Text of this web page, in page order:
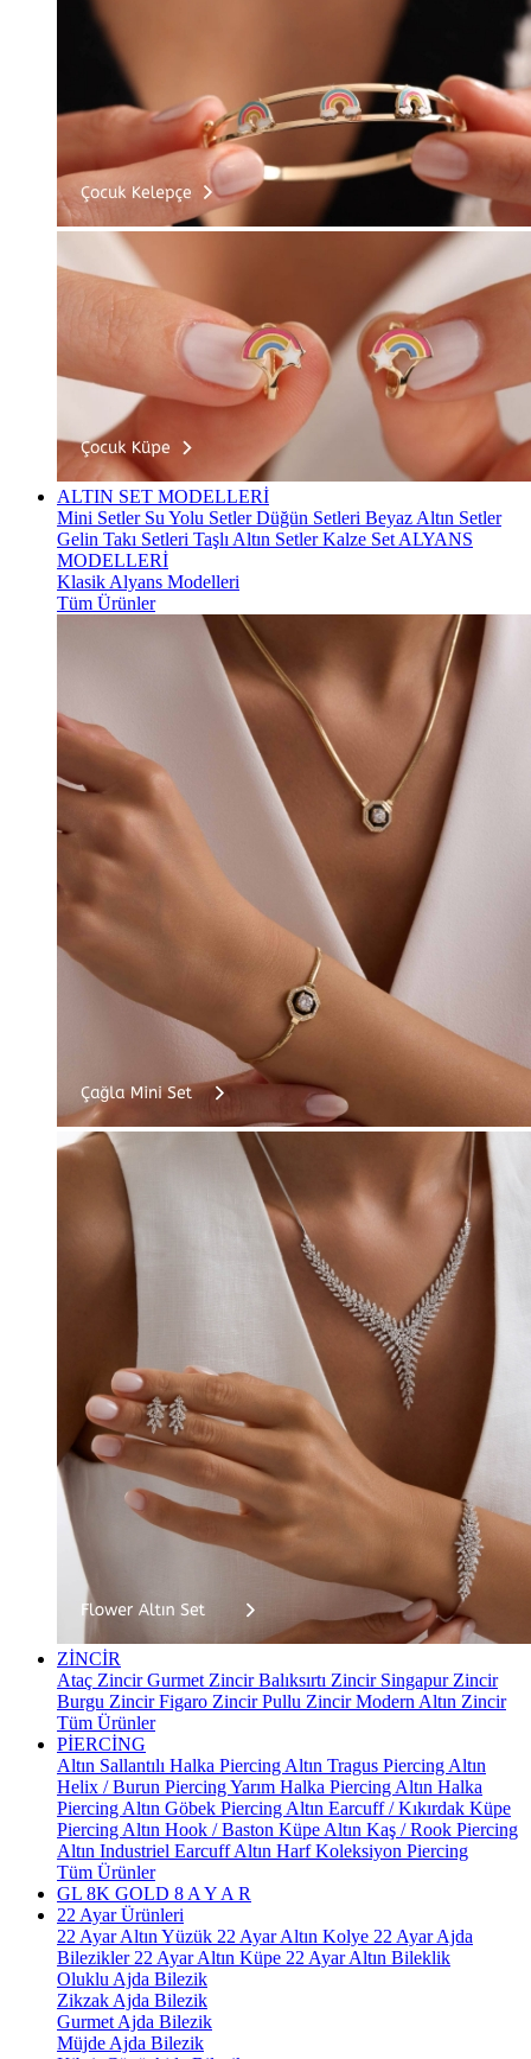
ALTIN SET MODELLERİ
Mini Setler Su Yolu SetlerDüğün Setleri Beyaz Altın Setler
Gelin Takı Setleri Taşlı Altın SetlerKalze Set ALYANS
MODELLERİ
Klasik Alyans Modelleri
Tüm Ürünler
ZİNCİR
Ataç ZincirGurmet ZincirBalıksırtı Zincir Singapur Zincir
Burgu ZincirFigaro ZincirPullu ZincirModern Altın Zincir
Tüm Ürünler
PİERCİNG
Altın Sallantılı Halka Piercing Altın Tragus Piercing Altın
Helix / Burun PiercingYarım Halka Piercing Altın Halka
Piercing Altın Göbek Piercing Altın Earcuff / Kıkırdak Küpe
Piercing Altın Hook / Baston Küpe Altın Kaş / Rook Piercing
Altın Industriel EarcuffAltın Harf Koleksiyon Piercing
Tüm Ürünler
GL 8K GOLD 8 A Y A R
22 Ayar Ürünleri
22 Ayar Altın Yüzük 22 Ayar Altın Kolye 22 Ayar Ajda
Bilezikler 22 Ayar Altın Küpe 22 Ayar Altın Bileklik
Oluklu Ajda Bilezik
Zikzak Ajda Bilezik
Gurmet Ajda Bilezik
Müjde Ajda Bilezik